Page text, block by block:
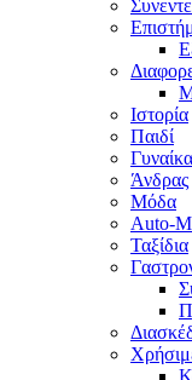
Ιστορία
Παιδί
Γυναίκα
Άνδρας
Μόδα
Auto-
Ταξίδια